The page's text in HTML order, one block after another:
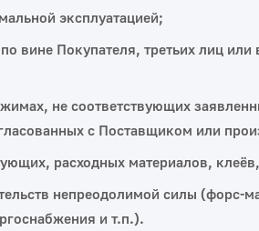
эксплуатацией;
вине Покупателя, третьих лиц
не соответствующих
с Поставщиком или
расходных материалов,
непреодолимой силы
и т.п.).